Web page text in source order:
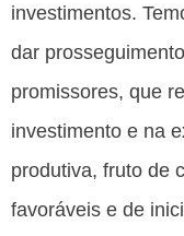
investimentos.
dar
promissores, que
investimento e na
produtiva, fruto de
favoráveis e de